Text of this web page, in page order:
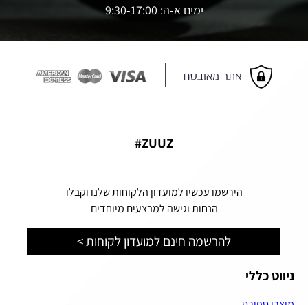
ימים א-ה: 9:30-17:00
ZUUZ#
הירשמו עכשיו למועדון הלקוחות שלנו וקבלו
הנחות וגישה למבצעים מיוחדים
להרשמה חינם למועדון לקוחות >
ניווט כללי